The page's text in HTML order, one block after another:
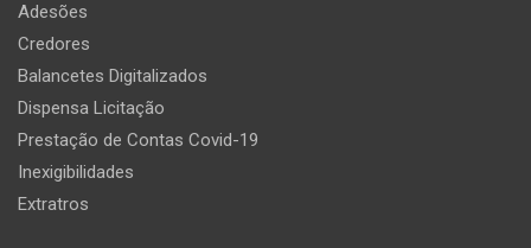
Adesões
Credores
Balancetes Digitalizados
Dispensa Licitação
Prestação de Contas Covid-19
Inexigibilidades
Extratros